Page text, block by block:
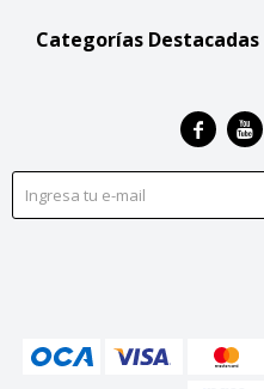
Categorías Destacadas
 